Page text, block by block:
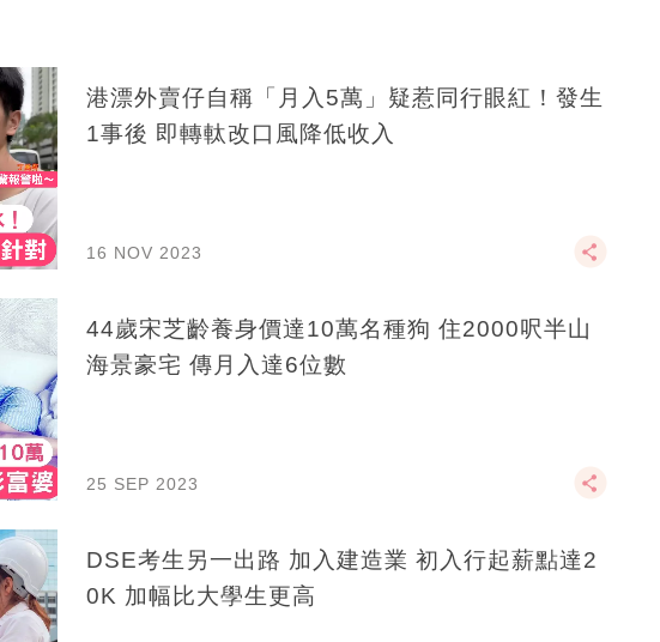
港漂外賣仔自稱「月入5萬」疑惹同行眼紅！發生
1事後 即轉軚改口風降低收入
16 NOV 2023
44歲宋芝齡養身價達10萬名種狗 住2000呎半山
海景豪宅 傳月入達6位數
25 SEP 2023
DSE考生另一出路 加入建造業 初入行起薪點達2
0K 加幅比大學生更高